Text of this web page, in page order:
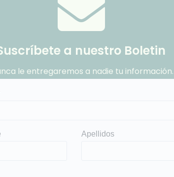
a nuestro Boletin
le entregaremos a nadie tu información.